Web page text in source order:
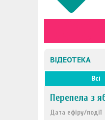
ВІДЕОТЕКА
Всі
Перепела з
Дата ефіру/події